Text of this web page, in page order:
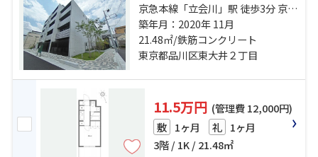
京急本線「立会川」駅 徒歩3分 京浜
東北線「大井町」駅 徒歩15分 東京
モノレール「大井競馬場前」駅 徒
歩14分
築年月：2020年 11月
21.48㎡/鉄筋コンクリート
東京都品川区東大井２丁目
11.5万円 (管理費 12,000円)
敷 1ヶ月 礼 1ヶ月
3階 / 1K / 21.48㎡